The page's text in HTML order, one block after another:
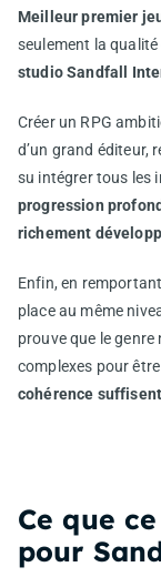
Meilleur premier
seulement la
studio Sandfall
Créer un RPG
d’un grand éditeur,
su intégrer tous les
progression
richement
Enfin, en
place au même
prouve que le genre
complexes pour
cohérence
Ce que
pour